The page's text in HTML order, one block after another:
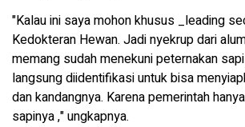
"Kalau ini saya mohon khusus _leading
Kedokteran Hewan. Jadi nyekrup dari
memang sudah menekuni peternakan
langsung diidentifikasi untuk bisa
dan kandangnya. Karena pemerintah
sapinya ," ungkapnya.